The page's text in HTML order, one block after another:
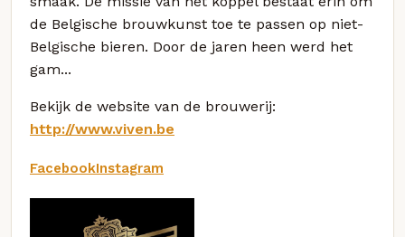
de Belgische brouwkunst toe te passen op niet-
Belgische bieren. Door de jaren heen werd het
gam...
Bekijk de website van de brouwerij:
http://www.viven.be
FacebookInstagram